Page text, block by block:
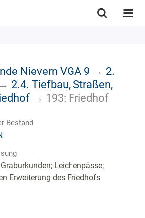
Nievern VGA 9 → 2.
→ 2.4. Tiefbau, Straßen,
→ 193: Friedhof
Bestand
Leichenpässe;
Erweiterung des Friedhofs